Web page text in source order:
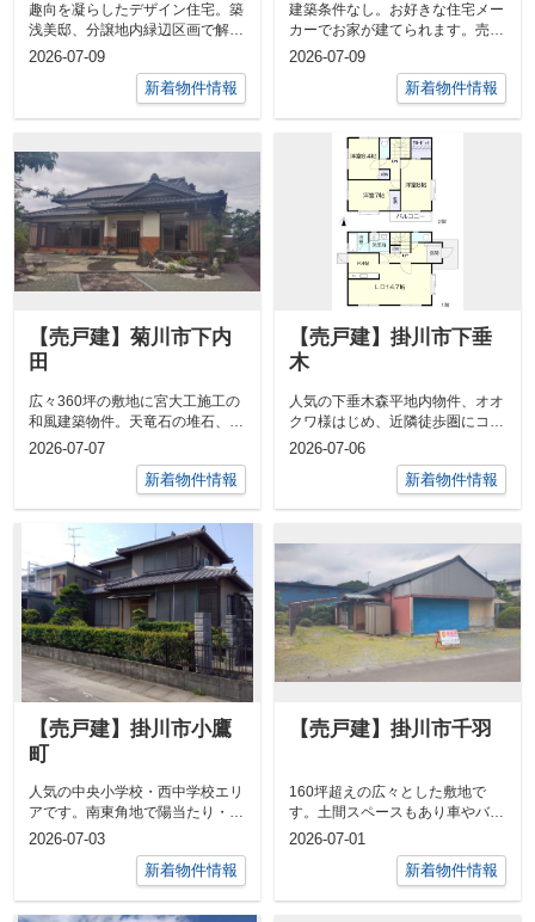
趣向を凝らしたデザイン住宅。築
浅美邸、分譲地内緑辺区画で解放
感がございます。是非一度現地を
2026-07-09
新着物件情報
建築条件なし。お好きな住宅メー
カーでお家が建てられます。売土
地 ／ 掛川市浜野新田 ／ 土
2026-07-09
新着物件情報
【売戸建】菊川市下内
田
広々360坪の敷地に宮大工施工の
和風建築物件。天竜石の堆石、石
灯篭を多数配置。さつき・つつじ
2026-07-07
新着物件情報
【売戸建】掛川市下垂
木
人気の下垂木森平地内物件、オオ
クワ様はじめ、近隣徒歩圏にコン
ビニ・銀行等全て揃っており便利
2026-07-06
新着物件情報
【売戸建】掛川市小鷹
町
人気の中央小学校・西中学校エリ
アです。南東角地で陽当たり・通
風良好。立地が良く住環境も良好
2026-07-03
新着物件情報
【売戸建】掛川市千羽
160坪超えの広々とした敷地で
す。土間スペースもあり車やバイ
クを好きな方にもおすすめ。売中
2026-07-01
新着物件情報